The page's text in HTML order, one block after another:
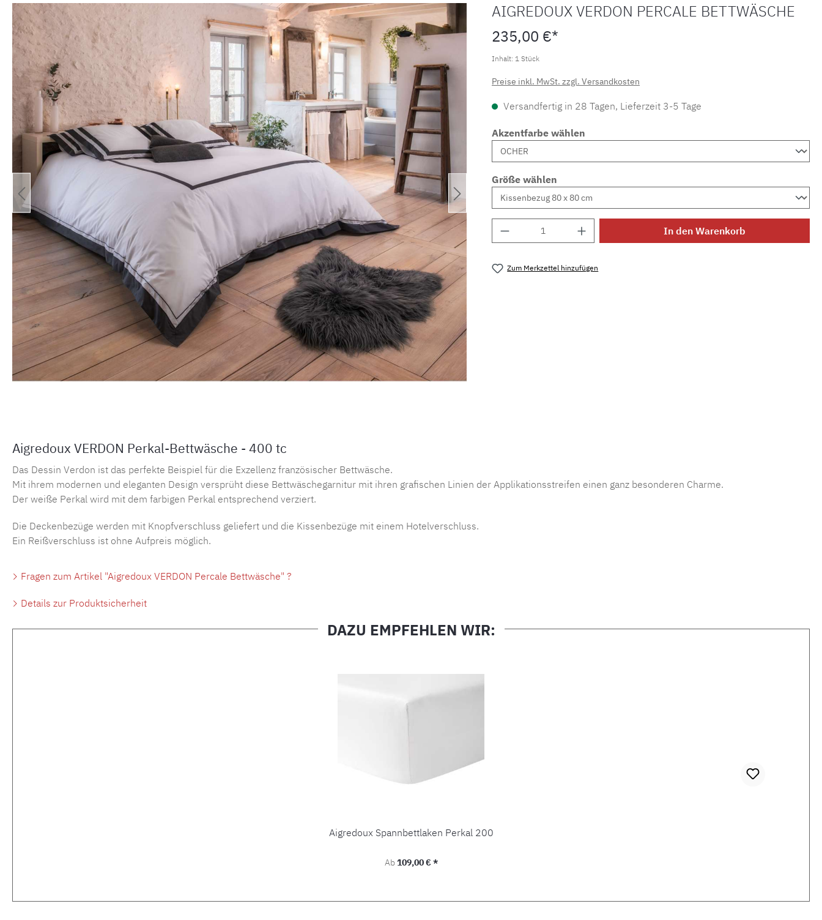
Bildergalerie überspringen
AIGREDOUX VERDON PERCALE BETTWÄSCHE
235,00 €*
Inhalt: 1 Stück
Preise inkl. MwSt. zzgl. Versandkosten
Versandfertig in 28 Tagen, Lieferzeit 3-5 Tage
Akzentfarbe wählen
Größe wählen
Produkt Anzahl: Gib den gewünschten Wert ein
In den Warenkorb
Zum Merkzettel hinzufügen
Aigredoux VERDON Perkal-Bettwäsche - 400 tc
Das Dessin Verdon ist das perfekte Beispiel für die Exzellenz französischer Bettwäsche.
Mit ihrem modernen und eleganten Design versprüht diese Bettwäschegarnitur mit ihren grafischen Linien der Applikationsstreifen einen ganz besonderen Charme.
Der weiße Perkal wird mit dem farbigen Perkal entsprechend verziert.
Die Deckenbezüge werden mit Knopfverschluss geliefert und die Kissenbezüge mit einem Hotelverschluss.
Ein Reißverschluss ist ohne Aufpreis möglich.
Fragen zum Artikel "Aigredoux VERDON Percale Bettwäsche" ?
Details zur Produktsicherheit
DAZU EMPFEHLEN WIR:
Aigredoux Spannbettlaken Perkal 200
Regulärer Preis:
Ab109,00 € *